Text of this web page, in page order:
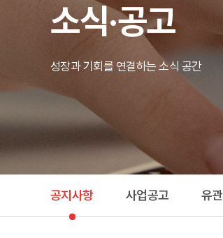
소식·공고
성장과 기회를 연결하는 소식 공간
공지사항 사업공고 유